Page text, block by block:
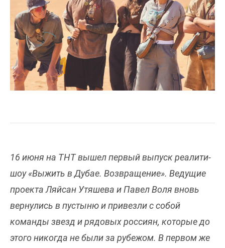
16 июня на ТНТ вышел первый выпуск реалити-
шоу «Выжить в Дубае. Возвращение». Ведущие
проекта Ляйсан Утяшева и Павел Воля вновь
вернулись в пустыню и привезли с собой
команды звезд и рядовых россиян, которые до
этого никогда не были за рубежом. В первом же